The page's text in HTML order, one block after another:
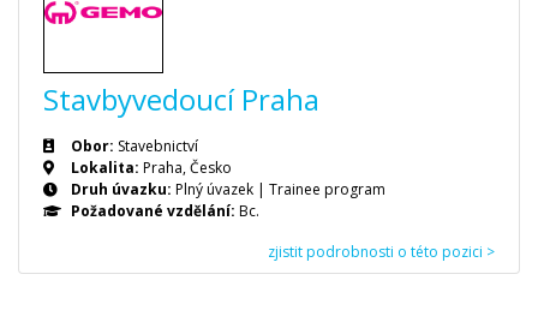
Stavbyvedoucí Praha
Obor: Stavebnictví
Lokalita: Praha, Česko
Druh úvazku: Plný úvazek | Trainee program
Požadované vzdělání: Bc.
zjistit podrobnosti o této pozici >